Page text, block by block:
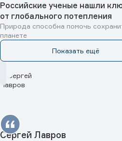
Российские ученые нашли
от глобального потепления
Природа способна помочь
планете
Показать ещё
Сергей Лавров